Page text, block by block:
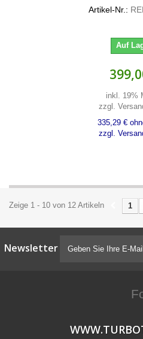
Artikel-Nr.:
Auf
inkl. 19%
zzgl.
335,29 €
zzgl.
Zeige 1 - 10 von 12 Artikeln 1
Newsletter